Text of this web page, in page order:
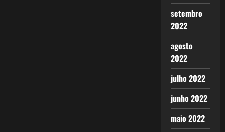
setembro
2022
agosto
2022
julho 2022
junho 2022
maio 2022